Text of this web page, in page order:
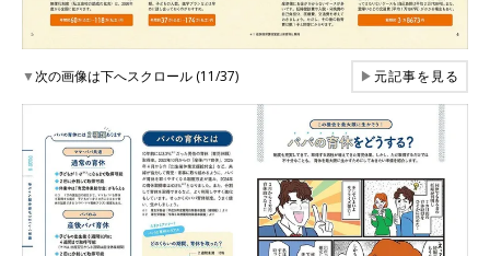
▼次の画像は下へスクロール (11/37) ▶元記事を見る